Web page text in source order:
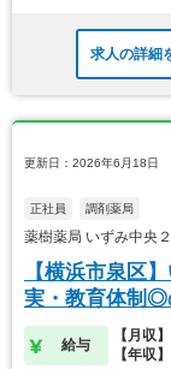
求人の詳細
更新日：2026年6月18日
正社員 調剤薬局
薬樹薬局 いずみ中央
【横浜市泉区
実・教育体制◎
給与
【月収
【年収